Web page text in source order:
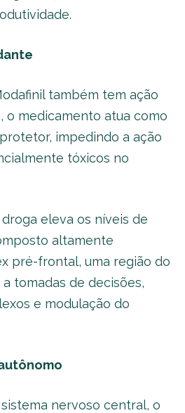
também tem ação
o medicamento atua como
impedindo a ação
tóxicos no
eleva os níveis de
altamente
pré-frontal, uma região do
tomadas de decisões,
e modulação do
nervoso central, o